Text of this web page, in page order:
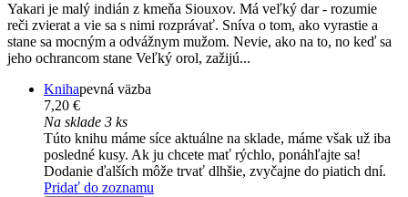
Yakari je malý indián z kmeňa Siouxov. Má veľký dar - rozumie
reči zvierat a vie sa s nimi rozprávať. Sníva o tom, ako vyrastie a
stane sa mocným a odvážnym mužom. Nevie, ako na to, no keď sa
jeho ochrancom stane Veľký orol, zažijú...
Knihapevná väzba
7,20 €
Na sklade 3 ks
Túto knihu máme síce aktuálne na sklade, máme však už iba
posledné kusy. Ak ju chcete mať rýchlo, ponáhľajte sa!
Dodanie ďalších môže trvať dlhšie, zvyčajne do piatich dní.
Pridať do zoznamu